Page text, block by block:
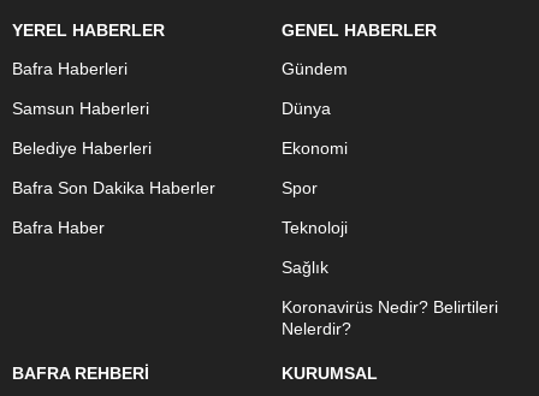
YEREL HABERLER
Bafra Haberleri
Samsun Haberleri
Belediye Haberleri
Bafra Son Dakika Haberler
Bafra Haber
GENEL HABERLER
Gündem
Dünya
Ekonomi
Spor
Teknoloji
Sağlık
Koronavirüs Nedir? Belirtileri
Nelerdir?
BAFRA REHBERİ
KURUMSAL